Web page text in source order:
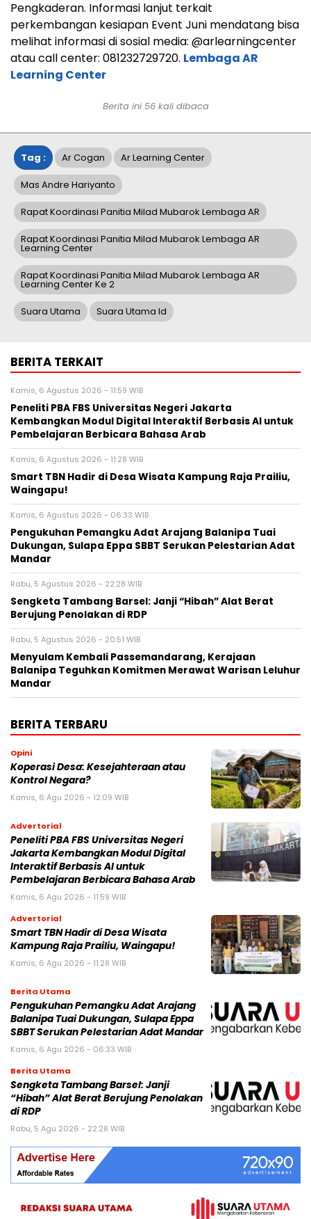
Pengkaderan. Informasi lanjut terkait
perkembangan kesiapan Event Juni mendatang bisa
melihat informasi di sosial media: @arlearningcenter
atau call center: 081232729720. Lembaga AR
Learning Center
Berita ini 56kali dibaca
Tag : Ar Cogan Ar Learning Center
Mas Andre Hariyanto
Rapat Koordinasi Panitia Milad Mubarok Lembaga AR
Rapat Koordinasi Panitia Milad Mubarok Lembaga AR
Learning Center
Rapat Koordinasi Panitia Milad Mubarok Lembaga AR
Learning Center Ke 2
Suara Utama Suara Utama Id
BERITA TERKAIT
Kamis, 6 Agustus 2026 - 11:59 WIB
Peneliti PBA FBS Universitas Negeri Jakarta
Kembangkan Modul Digital Interaktif Berbasis AI untuk
Pembelajaran Berbicara Bahasa Arab
Kamis, 6 Agustus 2026 - 11:28 WIB
Smart TBN Hadir di Desa Wisata Kampung Raja Prailiu,
Waingapu!
Kamis, 6 Agustus 2026 - 06:33 WIB
Pengukuhan Pemangku Adat Arajang Balanipa Tuai
Dukungan, Sulapa Eppa SBBT Serukan Pelestarian Adat
Mandar
Rabu, 5 Agustus 2026 - 22:28 WIB
Sengketa Tambang Barsel: Janji “Hibah” Alat Berat
Berujung Penolakan di RDP
Rabu, 5 Agustus 2026 - 20:51 WIB
Menyulam Kembali Passemandarang, Kerajaan
Balanipa Teguhkan Komitmen Merawat Warisan Leluhur
Mandar
BERITA TERBARU
Opini
Koperasi Desa: Kesejahteraan atau
Kontrol Negara?
Kamis, 6 Agu 2026 - 12:09 WIB
Advertorial
Peneliti PBA FBS Universitas Negeri
Jakarta Kembangkan Modul Digital
Interaktif Berbasis AI untuk
Pembelajaran Berbicara Bahasa Arab
Kamis, 6 Agu 2026 - 11:59 WIB
Advertorial
Smart TBN Hadir di Desa Wisata
Kampung Raja Prailiu, Waingapu!
Kamis, 6 Agu 2026 - 11:28 WIB
Berita Utama
Pengukuhan Pemangku Adat Arajang
Balanipa Tuai Dukungan, Sulapa Eppa
SBBT Serukan Pelestarian Adat Mandar
Kamis, 6 Agu 2026 - 06:33 WIB
Berita Utama
Sengketa Tambang Barsel: Janji
“Hibah” Alat Berat Berujung Penolakan
di RDP
Rabu, 5 Agu 2026 - 22:28 WIB